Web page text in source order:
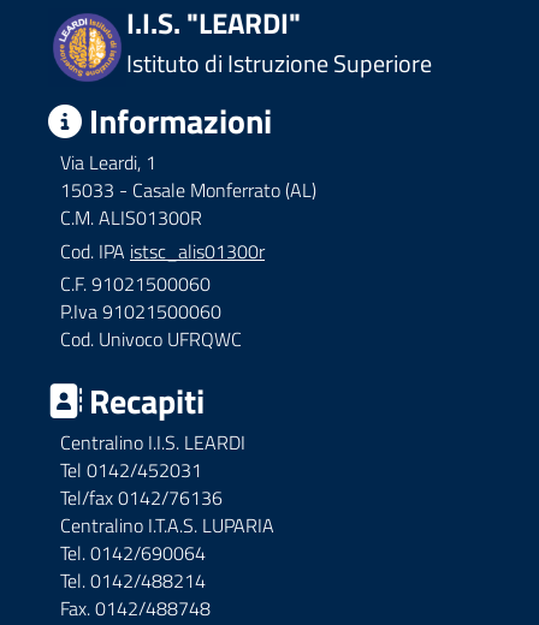
I.I.S. "LEARDI"
Istituto di Istruzione Superiore
Informazioni
Via Leardi, 1
15033 - Casale Monferrato (AL)
C.M. ALIS01300R
Cod. IPA istsc_alis01300r
C.F. 91021500060
P.Iva 91021500060
Cod. Univoco UFRQWC
Recapiti
Centralino I.I.S. LEARDI
Tel 0142/452031
Tel/fax 0142/76136
Centralino I.T.A.S. LUPARIA
Tel. 0142/690064
Tel. 0142/488214
Fax. 0142/488748